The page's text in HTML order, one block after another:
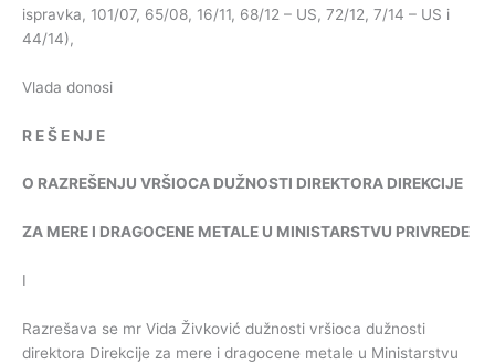
ispravka, 101/07, 65/08, 16/11, 68/12 – US, 72/12, 7/14 – US i
44/14),
Vlada donosi
R EŠ E NJ E
O RAZREŠENJU VRŠIOCA DUŽNOSTI DIREKTORA DIREKCIJE
ZA MERE I DRAGOCENE METALE U MINISTARSTVU PRIVREDE
I
Razrešava se mr Vida Živković dužnosti vršioca dužnosti
direktora Direkcije za mere i dragocene metale u Ministarstvu